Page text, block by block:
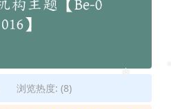
浏览热度: (8)